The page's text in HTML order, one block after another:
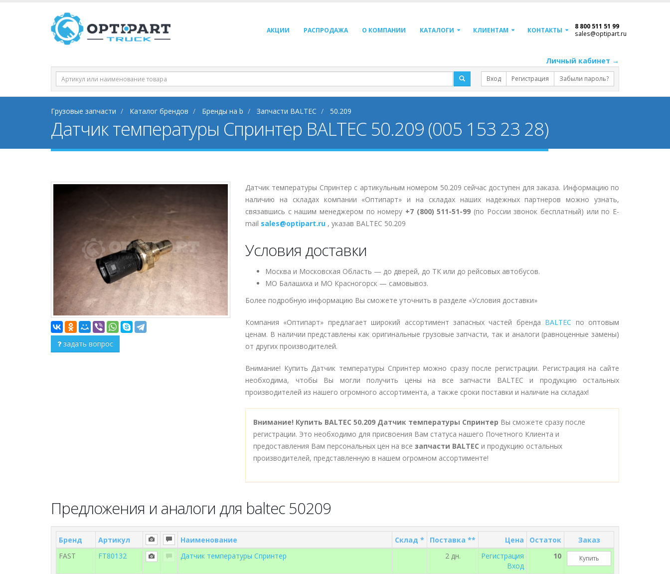
АКЦИИ РАСПРОДАЖА О КОМПАНИИ КАТАЛОГИ КЛИЕНТАМ КОНТАКТЫ 8 800 511 51 99
sales@optipart.ru
Личный кабинет →
Вход Регистрация Забыли пароль?
Грузовые запчасти Каталог брендов Бренды на b Запчасти BALTEC 50.209
Датчик температуры Спринтер BALTEC 50.209 (005 153 23 28)
задать вопрос
Датчик температуры Спринтер с артикульным номером 50.209 сейчас доступен для заказа. Информацию по
наличию на складах компании «Оптипарт» и на складах наших надежных партнеров можно узнать,
связавшись с нашим менеджером по номеру +7 (800) 511-51-99 (по России звонок бесплатный) или по E-
mail sales@optipart.ru , указав BALTEC 50.209
Условия доставки
Москва и Московская Область — до дверей, до ТК или до рейсовых автобусов.
МО Балашиха и МО Красногорск — самовывоз.
Более подробную информацию Вы сможете уточнить в разделе «Условия доставки»
Компания «Оптипарт» предлагает широкий ассортимент запасных частей бренда BALTEC по оптовым
ценам. В наличии представлены как оригинальные грузовые запчасти, так и аналоги (равноценные замены)
от других производителей.
Внимание! Купить Датчик температуры Спринтер можно сразу после регистрации. Регистрация на сайте
необходима, чтобы Вы могли получить цены на все запчасти BALTEC и продукцию остальных
производителей из нашего огромного ассортимента, а также сроки поставки и наличие на складах!
Внимание! Купить BALTEC 50.209 Датчик температуры Спринтер Вы сможете сразу после
регистрации. Это необходимо для присвоения Вам статуса нашего Почетного Клиента и
предоставления Вам персональных цен на все запчасти BALTEC и продукцию остальных
производителей, представленную в нашем огромном ассортименте!
Предложения и аналоги для baltec 50209
Бренд Артикул Наименование Склад * Поставка ** Цена Остаток
Заказ
FAST
FT80132 Датчик температуры Спринтер 2 дн.
Регистрация
Вход
10 Купить